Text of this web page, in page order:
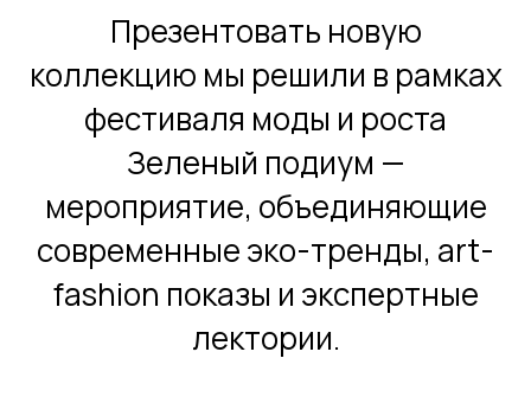
Презентовать новую
коллекцию мы решили в рамках
фестиваля моды и роста
Зеленый подиум —
мероприятие, объединяющие
современные эко-тренды, art-
fashion показы и экспертные
лектории.